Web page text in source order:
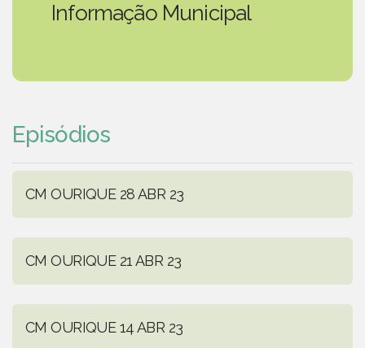
Informação Municipal
Episódios
CM OURIQUE 28 ABR 23
CM OURIQUE 21 ABR 23
CM OURIQUE 14 ABR 23